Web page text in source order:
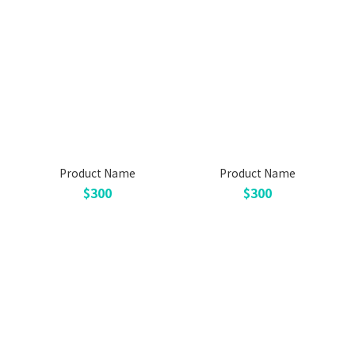
Product Name
$300
Product Name
$300